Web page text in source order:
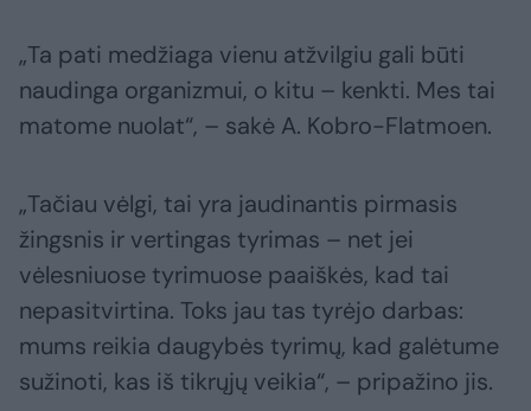
„Ta pati medžiaga vienu atžvilgiu gali būti
naudinga organizmui, o kitu – kenkti. Mes tai
matome nuolat“, – sakė A. Kobro-Flatmoen.
„Tačiau vėlgi, tai yra jaudinantis pirmasis
žingsnis ir vertingas tyrimas – net jei
vėlesniuose tyrimuose paaiškės, kad tai
nepasitvirtina. Toks jau tas tyrėjo darbas:
mums reikia daugybės tyrimų, kad galėtume
sužinoti, kas iš tikrųjų veikia“, – pripažino jis.